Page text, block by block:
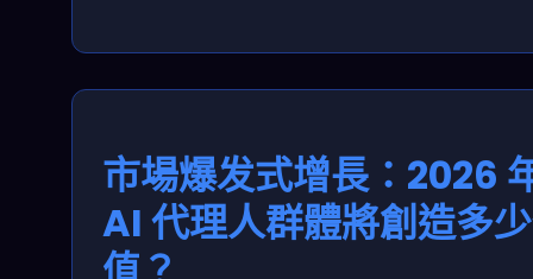
市場爆发式增長：2026
AI 代理人群體將創造多